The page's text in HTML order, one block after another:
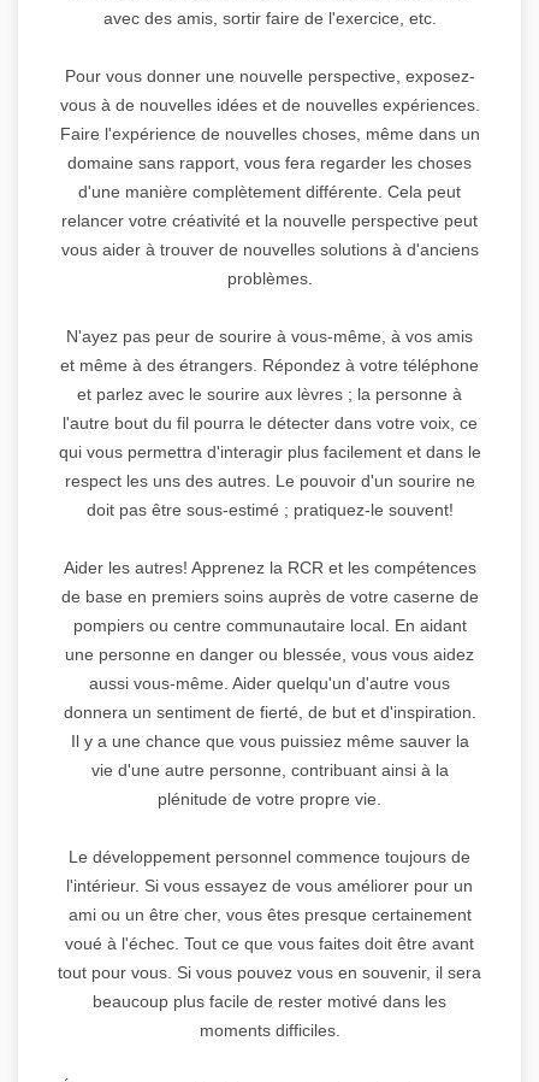
avec des amis, sortir faire de l'exercice, etc.
Pour vous donner une nouvelle perspective, exposez-
vous à de nouvelles idées et de nouvelles expériences.
Faire l'expérience de nouvelles choses, même dans un
domaine sans rapport, vous fera regarder les choses
d'une manière complètement différente. Cela peut
relancer votre créativité et la nouvelle perspective peut
vous aider à trouver de nouvelles solutions à d'anciens
problèmes.
N'ayez pas peur de sourire à vous-même, à vos amis
et même à des étrangers. Répondez à votre téléphone
et parlez avec le sourire aux lèvres ; la personne à
l'autre bout du fil pourra le détecter dans votre voix, ce
qui vous permettra d'interagir plus facilement et dans le
respect les uns des autres. Le pouvoir d'un sourire ne
doit pas être sous-estimé ; pratiquez-le souvent!
Aider les autres! Apprenez la RCR et les compétences
de base en premiers soins auprès de votre caserne de
pompiers ou centre communautaire local. En aidant
une personne en danger ou blessée, vous vous aidez
aussi vous-même. Aider quelqu'un d'autre vous
donnera un sentiment de fierté, de but et d'inspiration.
Il y a une chance que vous puissiez même sauver la
vie d'une autre personne, contribuant ainsi à la
plénitude de votre propre vie.
Le développement personnel commence toujours de
l'intérieur. Si vous essayez de vous améliorer pour un
ami ou un être cher, vous êtes presque certainement
voué à l'échec. Tout ce que vous faites doit être avant
tout pour vous. Si vous pouvez vous en souvenir, il sera
beaucoup plus facile de rester motivé dans les
moments difficiles.